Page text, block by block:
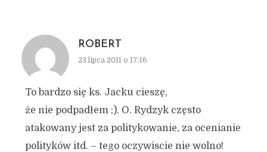
ROBERT
23 lipca 2011 o 17:16
To bardzo się ks. Jacku cieszę,
że nie podpadłem ;). O. Rydzyk często
atakowany jest za politykowanie, za ocenianie
polityków itd. – tego oczywiscie nie wolno!